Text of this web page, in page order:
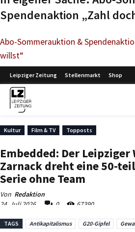
Spendenaktion „Zahl
Abo-Sommerauktion &
willst“
TAGS Antikapitalismus G20-Gipfel